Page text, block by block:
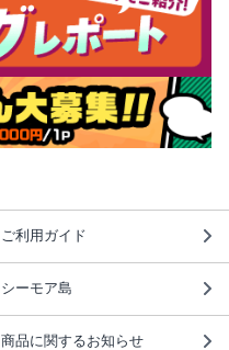
ご利用ガイド
シーモア島
商品に関するお知らせ